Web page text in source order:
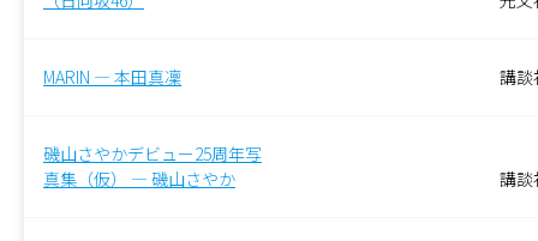
MARIN — 本田真凜 講談
磯山さやかデビュー25周年写
真集（仮） — 磯山さやか
講談